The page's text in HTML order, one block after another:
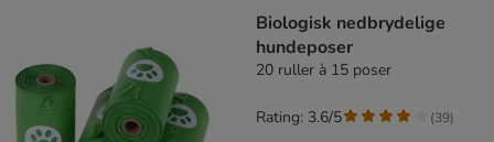
Biologisk nedbrydelige
hundeposer
20 ruller à 15 poser
Rating: 3.6/5 (39)